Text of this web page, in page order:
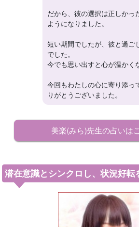
だから、彼の選択は正しかっ
ようになりました。
短い期間でしたが、彼と過ご
でした。
今でも思い出すと心が温かく
今回もわたしの心に寄り添っ
りがとうございました。
美楽(みら)先生の占いは
潜在意識とシンクロし、状況好転